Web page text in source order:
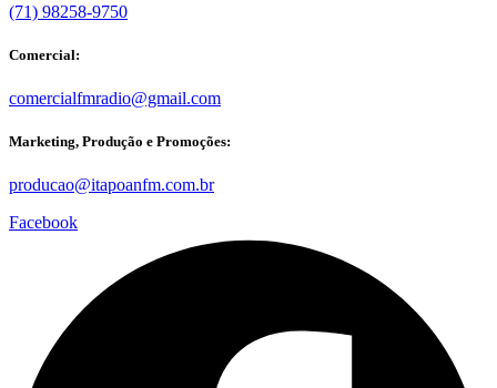
(71) 98258-9750
Comercial:
comercialfmradio@gmail.com
Marketing, Produção e Promoções:
producao@itapoanfm.com.br
Facebook